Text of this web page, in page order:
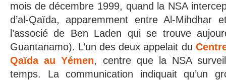
mois de décembre 1999, quand la NSA
d’al-Qaïda, apparemment entre Al-Mihdhar
l’associé de Ben Laden qui se trouve
Guantanamo). L’un des deux appelait du
Qaïda au Yémen, centre que la NSA
temps. La communication indiquait qu’un